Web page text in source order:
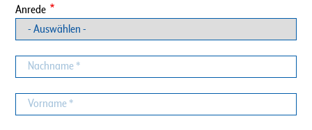
Anrede
Nachname
Vorname